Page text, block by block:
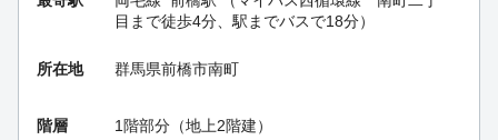
目まで徒歩4分、駅までバスで18分）
所在地 群馬県前橋市南町
階層 1階部分（地上2階建）